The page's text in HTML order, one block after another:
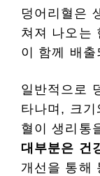
덩어리혈은
쳐져 나오는
이 함께 배출
일반적으로
타나며, 크기
혈이 생리통
대부분은 건
개선을 통해